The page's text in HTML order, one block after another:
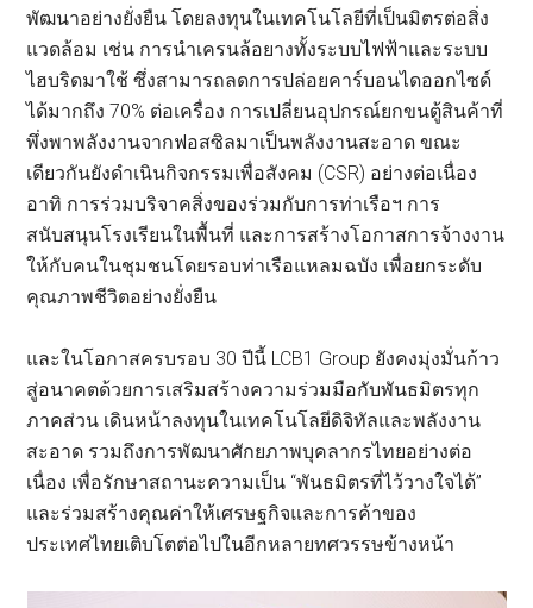
พัฒนาอย่างยั่งยืน โดยลงทุนในเทคโนโลยีที่เป็นมิตรต่อสิ่ง
แวดล้อม เช่น การนำเครนล้อยางทั้งระบบไฟฟ้าและระบบ
ไฮบริดมาใช้ ซึ่งสามารถลดการปล่อยคาร์บอนไดออกไซด์
ได้มากถึง 70% ต่อเครื่อง การเปลี่ยนอุปกรณ์ยกขนตู้สินค้าที่
พึ่งพาพลังงานจากฟอสซิลมาเป็นพลังงานสะอาด ขณะ
เดียวกันยังดำเนินกิจกรรมเพื่อสังคม (CSR) อย่างต่อเนื่อง
อาทิ การร่วมบริจาคสิ่งของร่วมกับการท่าเรือฯ การ
สนับสนุนโรงเรียนในพื้นที่ และการสร้างโอกาสการจ้างงาน
ให้กับคนในชุมชนโดยรอบท่าเรือแหลมฉบัง เพื่อยกระดับ
คุณภาพชีวิตอย่างยั่งยืน
และในโอกาสครบรอบ 30 ปีนี้ LCB1 Group ยังคงมุ่งมั่นก้าว
สู่อนาคตด้วยการเสริมสร้างความร่วมมือกับพันธมิตรทุก
ภาคส่วน เดินหน้าลงทุนในเทคโนโลยีดิจิทัลและพลังงาน
สะอาด รวมถึงการพัฒนาศักยภาพบุคลากรไทยอย่างต่อ
เนื่อง เพื่อรักษาสถานะความเป็น “พันธมิตรที่ไว้วางใจได้”
และร่วมสร้างคุณค่าให้เศรษฐกิจและการค้าของ
ประเทศไทยเติบโตต่อไปในอีกหลายทศวรรษข้างหน้า